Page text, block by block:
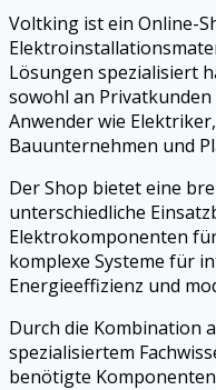
Voltking ist ein Online-
Lösungen spezialisiert
sowohl an
Anwender wie
Bauunternehmen und
Der Shop bietet eine
unterschiedliche
Elektrokomponenten
komplexe Systeme für
Energieeffizienz und
Durch die Kombination
spezialisiertem
benötigte